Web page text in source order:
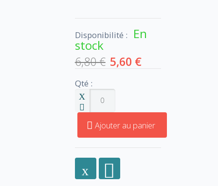
Disponibilité : En
stock
6,80 € 5,60 €
Qté :
Ajouter au panier